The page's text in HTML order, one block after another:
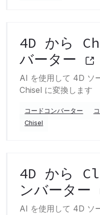
4D から
バーター
AI を使用して 4D ソ
Chisel に変換します
コードコンバーター
Chisel
4D から
ンバーター
AI を使用して 4D ソ